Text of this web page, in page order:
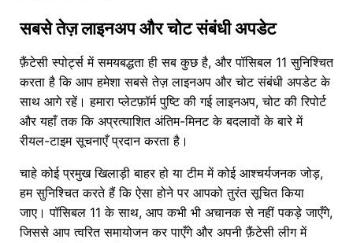
सबसे तेज़ लाइनअप और चोट संबंधी अपडेट
फ़ैंटेसी स्पोर्ट्स में समयबद्धता ही सब कुछ है, और पॉसिबल 11 सुनिश्चित
करता है कि आप हमेशा सबसे तेज़ लाइनअप और चोट संबंधी अपडेट के
साथ आगे रहें। हमारा प्लेटफ़ॉर्म पुष्टि की गई लाइनअप, चोट की रिपोर्ट
और यहाँ तक कि अप्रत्याशित अंतिम-मिनट के बदलावों के बारे में
रीयल-टाइम सूचनाएँ प्रदान करता है।
चाहे कोई प्रमुख खिलाड़ी बाहर हो या टीम में कोई आश्चर्यजनक जोड़,
हम सुनिश्चित करते हैं कि ऐसा होने पर आपको तुरंत सूचित किया
जाए। पॉसिबल 11 के साथ, आप कभी भी अचानक से नहीं पकड़े जाएँगे,
जिससे आप त्वरित समायोजन कर पाएँगे और अपनी फ़ैंटेसी लीग में